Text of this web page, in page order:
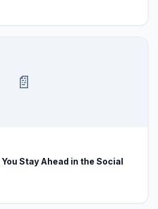
📄
Stay Ahead in the Social